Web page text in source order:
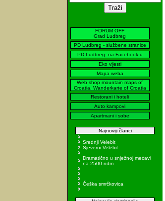
FORUM OFF
Grad Ludbreg
PD Ludbreg - službene stranice
PD Ludbreg- na Facebook-u
Eko vijesti
Mapa weba
Web shop mountain maps of
Croatia, Wanderkarte of Croatia
Restorani i hoteli
Auto kampovi
Apartmani i sobe
Najnoviji članci
Srednji Velebit
Sjeverni Velebit
Dramatično u snježnoj mećavi
na 2500 ndm
Češka smrčkovica